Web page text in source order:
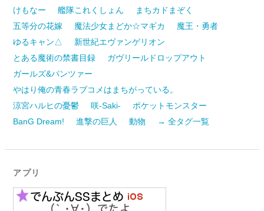
けもなー
艦隊これくしょん
まちカドまぞく
五等分の花嫁
魔法少女まどか☆マギカ
魔王・勇者
ゆるキャン△
新世紀エヴァンゲリオン
とある魔術の禁書目録
ガヴリールドロップアウト
ガールズ&パンツァー
やはり俺の青春ラブコメはまちがっている。
涼宮ハルヒの憂鬱
咲-Saki-
ポケットモンスター
BanG Dream!
進撃の巨人 動物 → 全タグ一覧
アプリ